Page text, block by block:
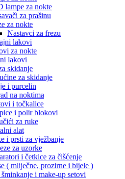
lampe za nokte
za prašinu
za nokte
Nastavci za frezu
lakovi
za nokte
lakovi
skidanje
za skidanje
i purcelin
na noktima
i točkalice
i polir blokovi
za ruke
alat
i prsti za vježbanje
za uzorke
i četkice za čišćenje
( mliječne, prozirne i bijele )
i make-up setovi